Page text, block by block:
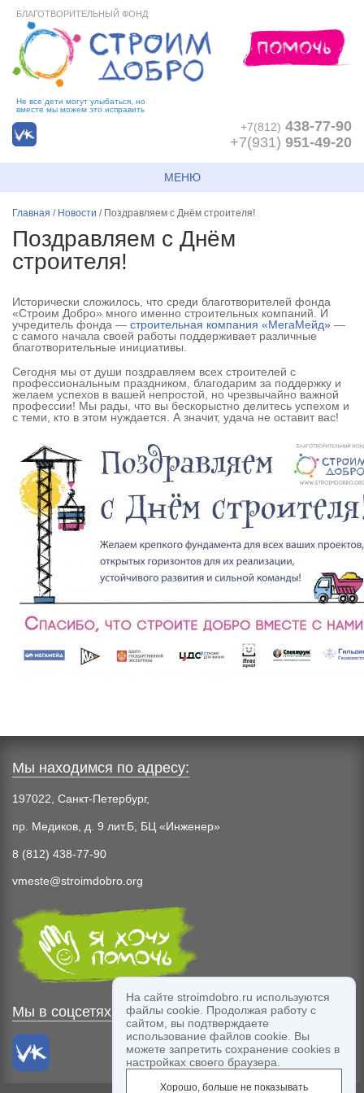
БЛАГОТВОРИТЕЛЬНЫЙ ФОНД
Не все дети могут улыбаться, но
вместе мы можем это исправить
+7(812) 438-77-90
+7(931) 951-49-20
МЕНЮ
Главная / Новости / Поздравляем с Днём строителя!
Поздравляем с Днём
строителя!
Исторически сложилось, что среди благотворителей фонда
«Строим Добро» много именно строительных компаний. И
учредитель фонда — строительная компания «МегаМейд» —
с самого начала своей работы поддерживает различные
благотворительные инициативы.
Сегодня мы от души поздравляем всех строителей с
профессиональным праздником, благодарим за поддержку и
желаем успехов в вашей непростой, но чрезвычайно важной
профессии! Мы рады, что вы бескорыстно делитесь успехом и
с теми, кто в этом нуждается. А значит, удача не оставит вас!
Мы находимся по адресу:
197022, Санкт-Петербург,
пр. Медиков, д. 9 лит.Б, БЦ «Инженер»
8 (812) 438-77-90
vmeste@stroimdobro.org
Мы в соцсетях:
На сайте stroimdobro.ru используются
файлы cookie. Продолжая работу с
сайтом, вы подтверждаете
использование файлов cookie. Вы
можете запретить сохранение cookies в
настройках своего браузера.
Хорошо, больше не показывать